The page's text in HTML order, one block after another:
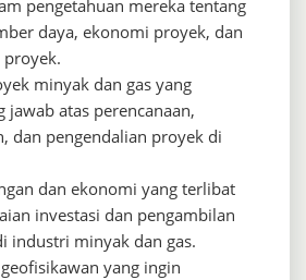
pengetahuan mereka tentang
daya, ekonomi proyek, dan
minyak dan gas yang
jawab atas perencanaan,
dan pengendalian proyek di
dan ekonomi yang terlibat
investasi dan pengambilan
industri minyak dan gas.
yang ingin